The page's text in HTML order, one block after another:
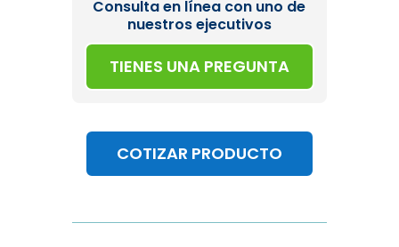
Consulta en línea con uno de
nuestros ejecutivos
TIENES UNA PREGUNTA
COTIZAR PRODUCTO